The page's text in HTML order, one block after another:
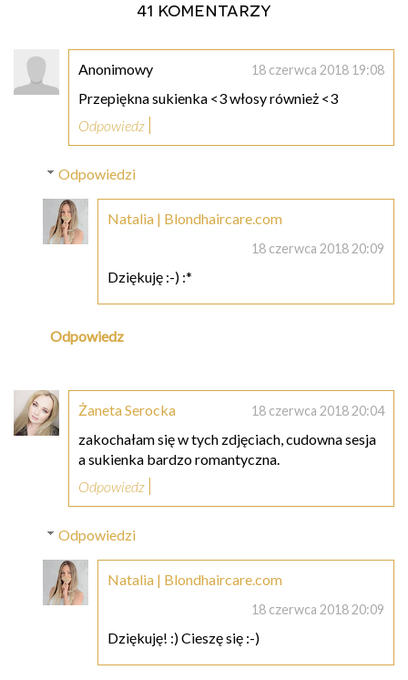
41 komentarzy
Anonimowy 18 czerwca 2018 19:08
Przepiękna sukienka <3 włosy również <3
Odpowiedz
Odpowiedzi
Natalia | Blondhaircare.com
18 czerwca 2018 20:09
Dziękuję :-) :*
Odpowiedz
Żaneta Serocka 18 czerwca 2018 20:04
zakochałam się w tych zdjęciach, cudowna sesja
a sukienka bardzo romantyczna.
Odpowiedz
Odpowiedzi
Natalia | Blondhaircare.com
18 czerwca 2018 20:09
Dziękuję! :) Cieszę się :-)